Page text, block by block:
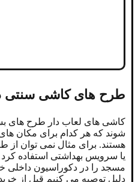
طرح های کاشی سنتی
کاشی های لعاب دار طرح های
شوند که هر کدام برای مکان
هستند. برای مثال نمی توان
یا سرویس بهداشتی استفاده
مسجد را در دکوراسیون داخلی
دلیل توصیه می کنیم قبل از